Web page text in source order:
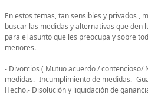
En estos temas, tan sensibles y privados ,
buscar las medidas y alternativas que den
para el asunto que les preocupa y sobre
menores.
- Divorcios ( Mutuo acuerdo / contencioso/
medidas.- Incumplimiento de medidas.-
Hecho.- Disolución y liquidación de